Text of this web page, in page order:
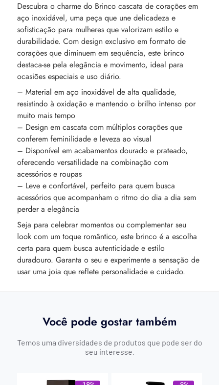
Descubra o charme do Brinco cascata de corações em
aço inoxidável, uma peça que une delicadeza e
sofisticação para mulheres que valorizam estilo e
durabilidade. Com design exclusivo em formato de
corações que diminuem em sequência, este brinco
destaca-se pela elegância e movimento, ideal para
ocasiões especiais e uso diário.
– Material em aço inoxidável de alta qualidade,
resistindo à oxidação e mantendo o brilho intenso por
muito mais tempo
– Design em cascata com múltiplos corações que
conferem feminilidade e leveza ao visual
– Disponível em acabamentos dourado e prateado,
oferecendo versatilidade na combinação com
acessórios e roupas
– Leve e confortável, perfeito para quem busca
acessórios que acompanham o ritmo do dia a dia sem
perder a elegância
Seja para celebrar momentos ou complementar seu
look com um toque romântico, este brinco é a escolha
certa para quem busca autenticidade e estilo
duradouro. Garanta o seu e experimente a sensação de
usar uma joia que reflete personalidade e cuidado.
Você pode gostar também
Temos uma diversidades de produtos que pode ser do
seu interesse.